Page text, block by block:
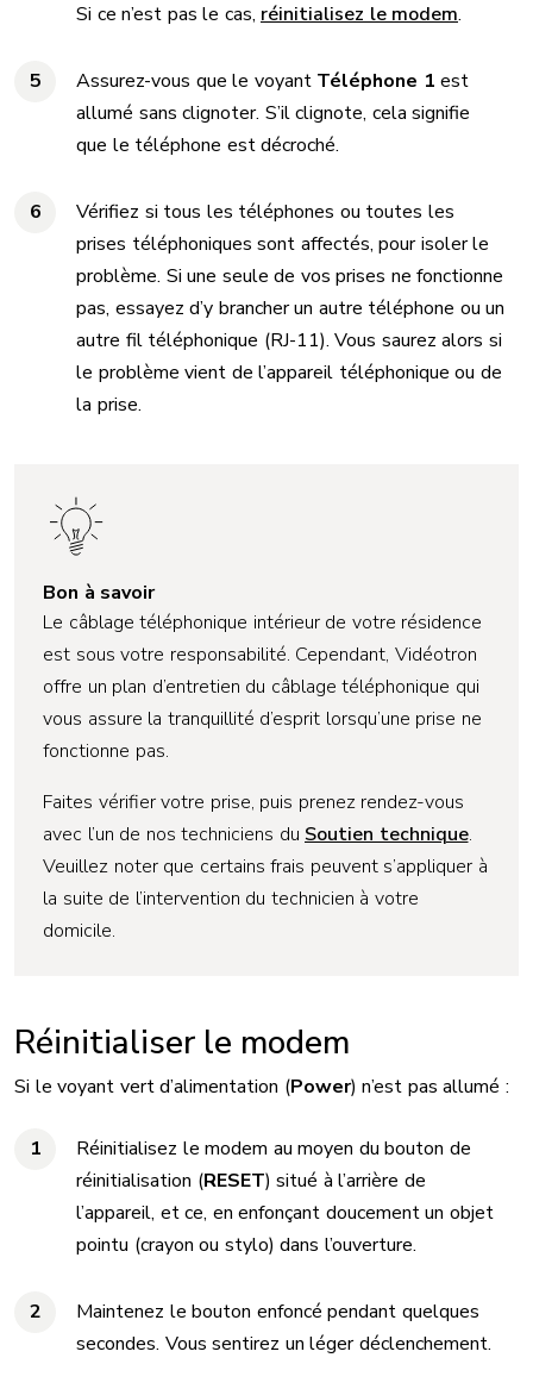
Si ce n’est pas le cas, réinitialisez le modem.
Assurez-vous que le voyant Téléphone 1 est
allumé sans clignoter. S’il clignote, cela signifie
que le téléphone est décroché.
Vérifiez si tous les téléphones ou toutes les
prises téléphoniques sont affectés, pour isoler le
problème. Si une seule de vos prises ne fonctionne
pas, essayez d’y brancher un autre téléphone ou un
autre fil téléphonique (RJ-11). Vous saurez alors si
le problème vient de l’appareil téléphonique ou de
la prise.
Bon à savoir
Le câblage téléphonique intérieur de votre résidence
est sous votre responsabilité. Cependant, Vidéotron
offre un plan d’entretien du câblage téléphonique qui
vous assure la tranquillité d’esprit lorsqu’une prise ne
fonctionne pas.
Faites vérifier votre prise, puis prenez rendez-vous
avec l’un de nos techniciens du Soutien technique.
Veuillez noter que certains frais peuvent s’appliquer à
la suite de l’intervention du technicien à votre
domicile.
Réinitialiser le modem
Si le voyant vert d’alimentation (Power) n’est pas allumé :
Réinitialisez le modem au moyen du bouton de
réinitialisation (RESET) situé à l’arrière de
l’appareil, et ce, en enfonçant doucement un objet
pointu (crayon ou stylo) dans l’ouverture.
Maintenez le bouton enfoncé pendant quelques
secondes. Vous sentirez un léger déclenchement.